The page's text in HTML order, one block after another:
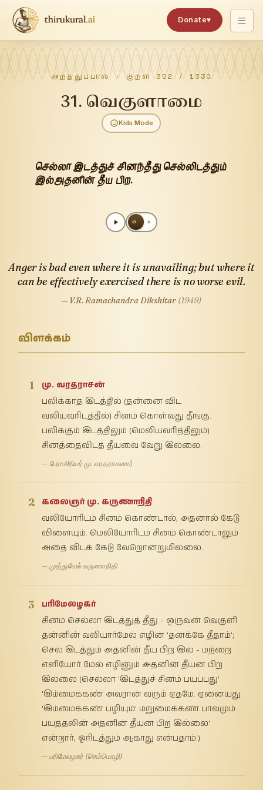
Donate♥
அறத்துப்பால்· குறள்302/ 1330
31.வெகுளாமை
Kids Mode
செல்லா இடத்துச் சினந்தீது செல்லிடத்தும்
இல்அதனின் தீய பிற.
அ A
Anger is bad even where it is unavailing; but where it
can be effectively exercised there is no worse evil.
— V.R. Ramachandra Dikshitar (1949)
விளக்கம்
1
மு. வரதராசன்
பலிக்காத இடத்தில் (தன்னை விட
வலியவரிடத்தில்) சினம் கொள்வது தீங்கு.
பலிக்கும் இடத்திலும் (மெலியவரித்திலும்)
சினத்தைவிடத் தீயவை வேறு இல்லை.
— பேராசிரியர் மு. வரதராசனார்
2
கலைஞர் மு. கருணாநிதி
வலியோரிடம் சினம் கொண்டால், அதனால் கேடு
விளையும். மெலியோரிடம் சினம் கொண்டாலும்
அதை விடக் கேடு வேறொன்றுமில்லை.
— முத்துவேல் கருணாநிதி
3
பரிமேலழகர்
சினம் செல்லா இடத்துத் தீது - ஒருவன் வெகுளி
தன்னின் வலியார்மேல் எழின் 'தனக்கே தீதாம்';
செல் இடத்தும் அதனின் தீய பிற இல் - மற்றை
எளியோர் மேல் எழினும் அதனின் தீயன பிற
இல்லை (செல்லா 'இடத்துச் சினம் பயப்பது'
'இம்மைக்கண் அவரான் வரும் ஏதமே. ஏனையது
'இம்மைக்கண் பழியும்' மறுமைக்கண் பாவமும்
பயத்தலின் அதனின் தீயன பிற இல்லை'
என்றார், ஓரிடத்தும் ஆகாது என்பதாம்.)
— பரிமேலழகர் (செம்மொழி)